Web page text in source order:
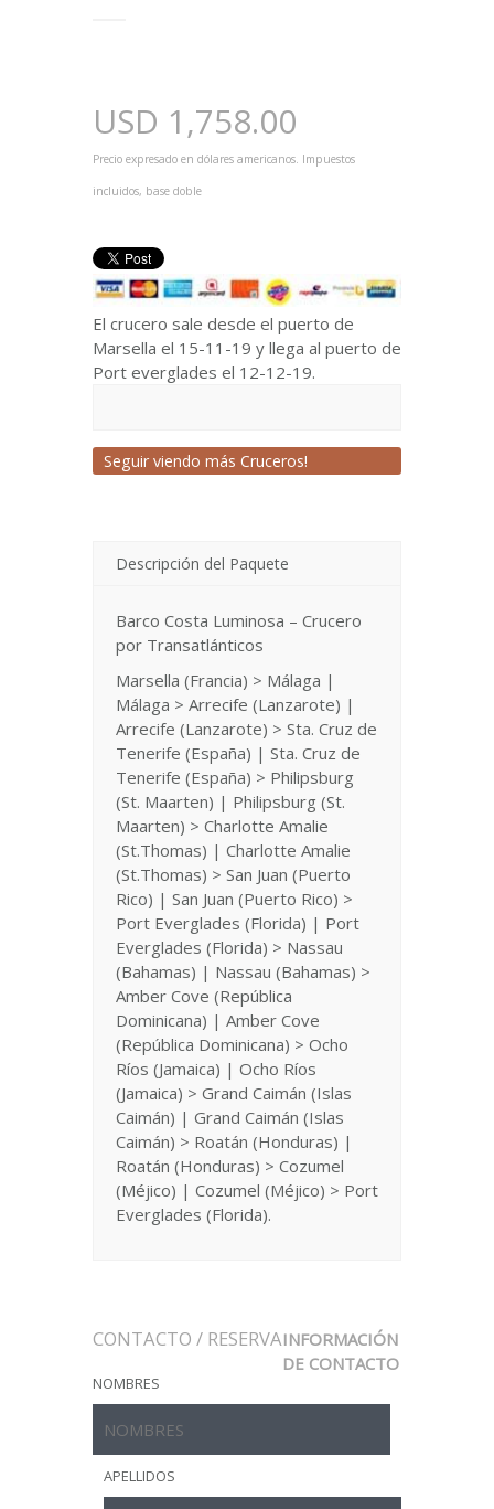
USD 1,758.00
Precio expresado en dólares americanos. Impuestos
incluidos, base doble
El crucero sale desde el puerto de
Marsella el 15-11-19 y llega al puerto de
Port everglades el 12-12-19.
Seguir viendo más Cruceros!
Descripción del Paquete
Barco Costa Luminosa – Crucero
por Transatlánticos
Marsella (Francia) > Málaga |
Málaga > Arrecife (Lanzarote) |
Arrecife (Lanzarote) > Sta. Cruz de
Tenerife (España) | Sta. Cruz de
Tenerife (España) > Philipsburg
(St. Maarten) | Philipsburg (St.
Maarten) > Charlotte Amalie
(St.Thomas) | Charlotte Amalie
(St.Thomas) > San Juan (Puerto
Rico) | San Juan (Puerto Rico) >
Port Everglades (Florida) | Port
Everglades (Florida) > Nassau
(Bahamas) | Nassau (Bahamas) >
Amber Cove (República
Dominicana) | Amber Cove
(República Dominicana) > Ocho
Ríos (Jamaica) | Ocho Ríos
(Jamaica) > Grand Caimán (Islas
Caimán) | Grand Caimán (Islas
Caimán) > Roatán (Honduras) |
Roatán (Honduras) > Cozumel
(Méjico) | Cozumel (Méjico) > Port
Everglades (Florida).
CONTACTO / RESERVAINFORMACIÓN
DE CONTACTO
NOMBRES
APELLIDOS